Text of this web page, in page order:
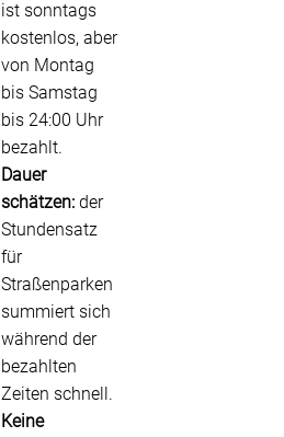
ist sonntags
kostenlos, aber
von Montag
bis Samstag
bis 24:00 Uhr
bezahlt.
Dauer
schätzen: der
Stundensatz
für
Straßenparken
summiert sich
während der
bezahlten
Zeiten schnell.
Keine